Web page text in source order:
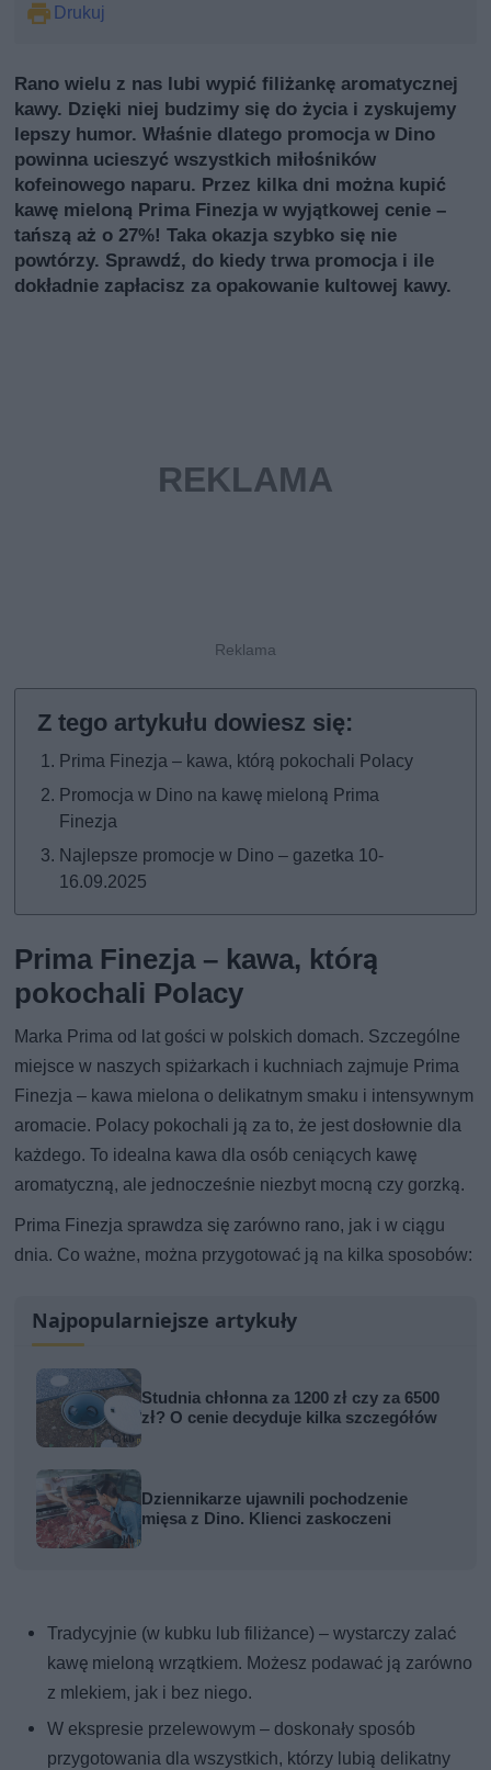
Drukuj
Rano wielu z nas lubi wypić filiżankę aromatycznej
kawy. Dzięki niej budzimy się do życia i zyskujemy
lepszy humor. Właśnie dlatego promocja w Dino
powinna ucieszyć wszystkich miłośników
kofeinowego naparu. Przez kilka dni można kupić
kawę mieloną Prima Finezja w wyjątkowej cenie –
tańszą aż o 27%! Taka okazja szybko się nie
powtórzy. Sprawdź, do kiedy trwa promocja i ile
dokładnie zapłacisz za opakowanie kultowej kawy.
Prima Finezja – kawa, którą pokochali Polacy
Promocja w Dino na kawę mieloną Prima
Finezja
Najlepsze promocje w Dino – gazetka 10-
16.09.2025
Prima Finezja – kawa, którą
pokochali Polacy
Marka Prima od lat gości w polskich domach. Szczególne
miejsce w naszych spiżarkach i kuchniach zajmuje Prima
Finezja – kawa mielona o delikatnym smaku i intensywnym
aromacie. Polacy pokochali ją za to, że jest dosłownie dla
każdego. To idealna kawa dla osób ceniących kawę
aromatyczną, ale jednocześnie niezbyt mocną czy gorzką.
Prima Finezja sprawdza się zarówno rano, jak i w ciągu
dnia. Co ważne, można przygotować ją na kilka sposobów:
Najpopularniejsze artykuły
Studnia chłonna za 1200 zł czy za 6500
zł? O cenie decyduje kilka szczegółów
Dziennikarze ujawnili pochodzenie
mięsa z Dino. Klienci zaskoczeni
Tradycyjnie (w kubku lub filiżance) – wystarczy zalać
kawę mieloną wrzątkiem. Możesz podawać ją zarówno
z mlekiem, jak i bez niego.
W ekspresie przelewowym – doskonały sposób
przygotowania dla wszystkich, którzy lubią delikatny